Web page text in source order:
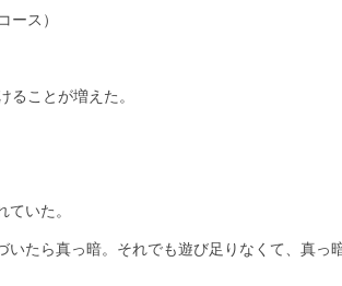
ース）
ることが増えた。
いた。
たら真っ暗。それでも遊び足りなくて、真っ